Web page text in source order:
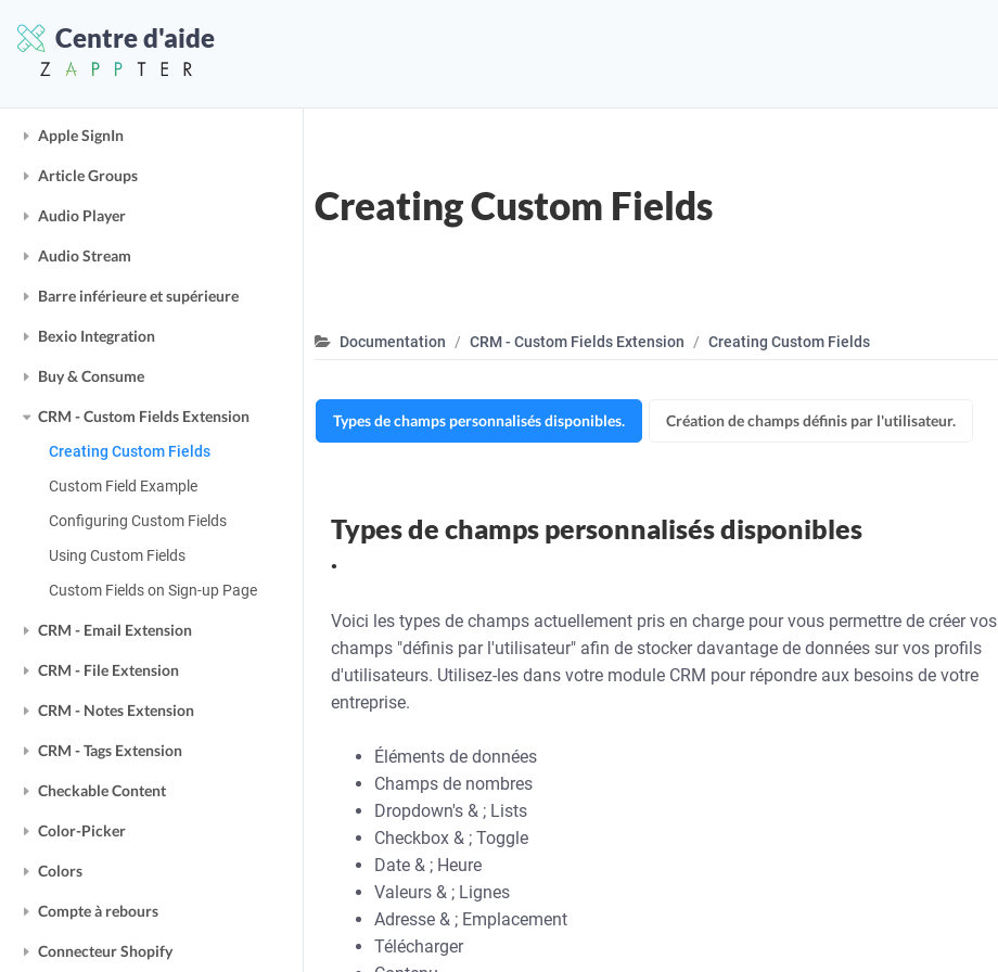
Centre d'aide
Age Clearance
Apple SignIn
Article Groups
Audio Player
Audio Stream
Barre inférieure et supérieure
Bexio Integration
Buy & Consume
CRM - Custom Fields Extension
Creating Custom Fields
Custom Field Example
Configuring Custom Fields
Using Custom Fields
Custom Fields on Sign-up Page
CRM - Email Extension
CRM - File Extension
CRM - Notes Extension
CRM - Tags Extension
Checkable Content
Color-Picker
Colors
Compte à rebours
Connecteur Shopify
Creating Custom Fields
Documentation CRM - Custom Fields Extension Creating Custom Fields
Types de champs personnalisés disponibles. Création de champs définis par l'utilisateur.
Types de champs personnalisés disponibles
.
Voici les types de champs actuellement pris en charge pour vous permettre de créer vos
champs "définis par l'utilisateur" afin de stocker davantage de données sur vos profils
d'utilisateurs. Utilisez-les dans votre module CRM pour répondre aux besoins de votre
entreprise.
Éléments de données
Champs de nombres
Dropdown's & ; Lists
Checkbox & ; Toggle
Date & ; Heure
Valeurs & ; Lignes
Adresse & ; Emplacement
Télécharger